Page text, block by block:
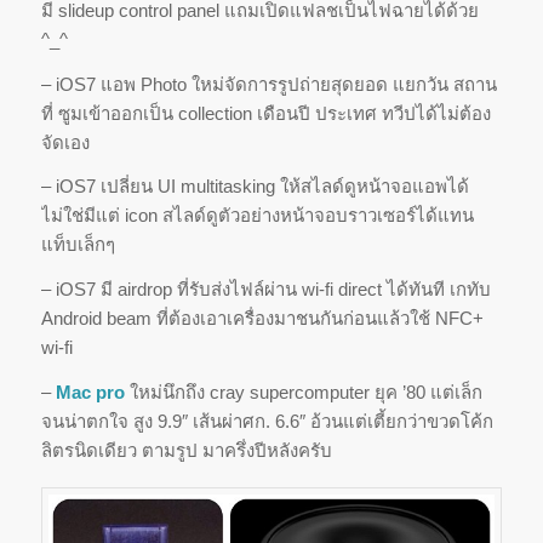
มี slideup control panel แถมเปิดแฟลชเป็นไฟฉายได้ด้วย
^_^
– iOS7 แอพ Photo ใหม่จัดการรูปถ่ายสุดยอด แยกวัน สถาน
ที่ ซูมเข้าออกเป็น collection เดือนปี ประเทศ ทวีปได้ไม่ต้อง
จัดเอง
– iOS7 เปลี่ยน UI multitasking ให้สไลด์ดูหน้าจอแอพได้
ไม่ใช่มีแต่ icon สไลด์ดูตัวอย่างหน้าจอบราวเซอร์ได้แทน
แท็บเล็กๆ
– iOS7 มี airdrop ที่รับส่งไฟล์ผ่าน wi-fi direct ได้ทันที เกทับ
Android beam ที่ต้องเอาเครื่องมาชนกันก่อนแล้วใช้ NFC+
wi-fi
– Mac proใหม่นึกถึง cray supercomputer ยุค ’80 แต่เล็ก
จนน่าตกใจ สูง 9.9″ เส้นผ่าศก. 6.6″ อ้วนแต่เตี้ยกว่าขวดโค้ก
ลิตรนิดเดียว ตามรูป มาครึ่งปีหลังครับ